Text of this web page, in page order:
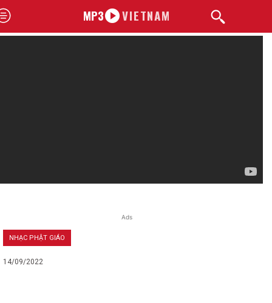
MP3 VIETNAM
Ads
NHẠC PHẬT GIÁO
14/09/2022